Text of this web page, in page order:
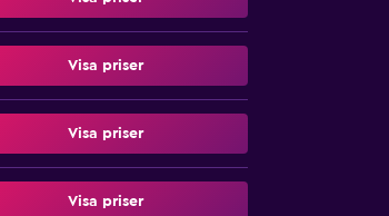
Visa priser
Visa priser
Visa priser